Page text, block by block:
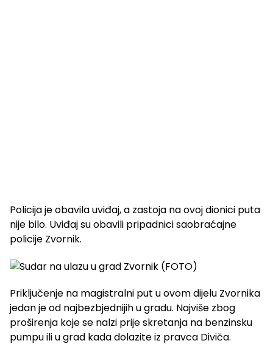
Policija je obavila uviđaj, a zastoja na ovoj dionici puta
nije bilo. Uviđaj su obavili pripadnici saobraćajne
policije Zvornik.
Priključenje na magistralni put u ovom dijelu Zvornika
jedan je od najbezbjednijih u gradu. Najviše zbog
proširenja koje se nalzi prije skretanja na benzinsku
pumpu ili u grad kada dolazite iz pravca Diviča.